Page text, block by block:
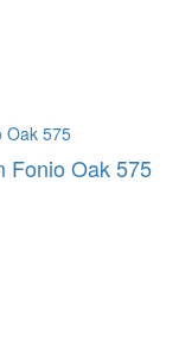
Fonio Oak 575